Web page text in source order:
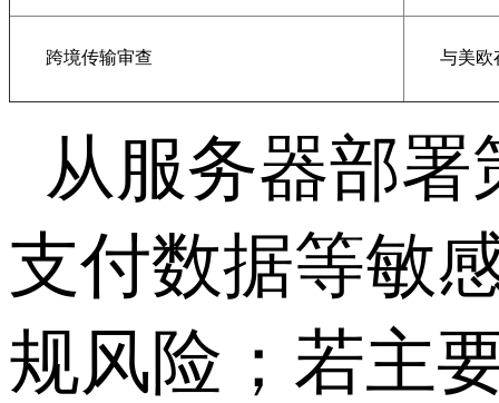
跨境传输审查 与美欧
从服务器部
支付数据等敏
规风险；若主